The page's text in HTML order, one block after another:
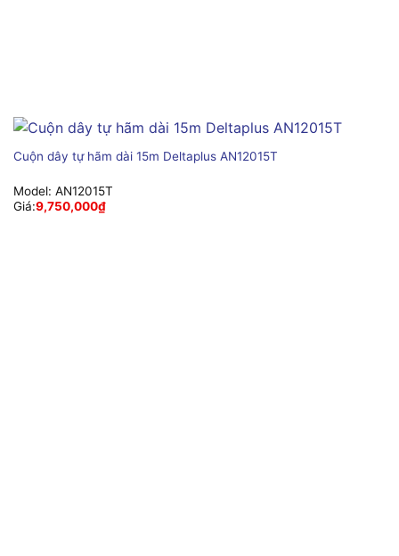
Cuộn dây tự hãm dài 15m Deltaplus AN12015T
Model: AN12015T
Giá:9,750,000₫